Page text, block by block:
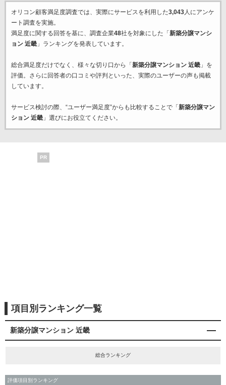
オリコン顧客満足度調査では、実際にサービスを利用した3,043人にアンケ
ート調査を実施。
満足度に関する回答を基に、調査企業48社を対象にした「 新築分譲マンシ
ョン 近畿」ランキングを発表しています。
総合満足度だけでなく、様々な切り口から「 新築分譲マンション 近畿」を
評価。さらに回答者の口コミや評判といった、実際のユーザーの声も掲載
しています。
サービス検討の際、“ユーザー満足度”からも比較することで「 新築分譲マン
ション 近畿」選びにお役立てください。
PR
項目別ランキング一覧
新築分譲マンション 近畿
総合ランキング
評価項目別ランキング